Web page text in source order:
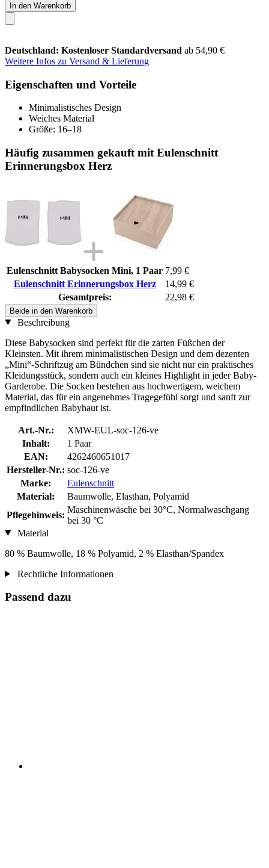
In den Warenkorb
Deutschland: Kostenloser Standardversand ab 54,90 €
Weitere Infos zu Versand & Lieferung
Eigenschaften und Vorteile
Minimalistisches Design
Weiches Material
Größe: 16–18
Häufig zusammen gekauft mit Eulenschnitt
Erinnerungsbox Herz
Eulenschnitt Babysocken Mini, 1 Paar 7,99 €
Eulenschnitt Erinnerungsbox Herz
14,99 €
Gesamtpreis:
22,98 €
Beide in den Warenkorb
Beschreibung
Diese Babysocken sind perfekt für die zarten Füßchen der
Kleinsten. Mit ihrem minimalistischen Design und dem dezenten
„Mini“-Schriftzug am Bündchen sind sie nicht nur ein praktisches
Kleidungsstück, sondern auch ein kleines Highlight in jeder Baby-
Garderobe. Die Socken bestehen aus hochwertigem, weichem
Material, das für ein angenehmes Tragegefühl sorgt und sanft zur
empfindlichen Babyhaut ist.
Art.-Nr.:
XMW-EUL-soc-126-ve
Inhalt:
1 Paar
EAN:
4262460651017
Hersteller-Nr.: soc-126-ve
Marke:
Eulenschnitt
Material:
Baumwolle, Elasthan, Polyamid
Pflegehinweis:
Maschinenwäsche bei 30°C, Normalwaschgang
bei 30 °C
Material
80 % Baumwolle, 18 % Polyamid, 2 % Elasthan/Spandex
Rechtliche Informationen
Passend dazu